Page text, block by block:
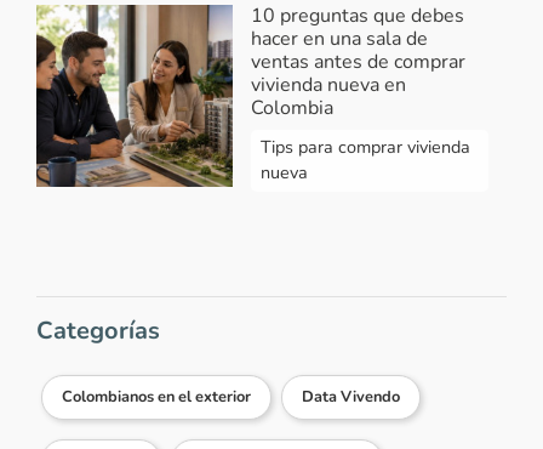
10 preguntas que debes
hacer en una sala de
ventas antes de comprar
vivienda nueva en
Colombia
Tips para comprar vivienda
nueva
Categorías
Colombianos en el exterior Data Vivendo